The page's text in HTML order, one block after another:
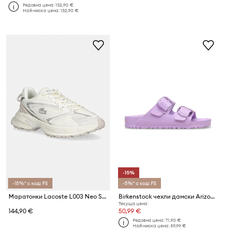
Редовна цена:132,90 €
Най-ниска цена:132,90 €
-15%* с код: FS
Маратонки Lacoste L003 Neo Shot UTL Sneakers
144,90 €
-15%
-5%* с код: FS
Birkenstock чехли дамски Arizona EVA Big Buckle
Текуща цена:
50,99 €
Редовна цена:71,90 €
Най-ниска цена:59,99 €